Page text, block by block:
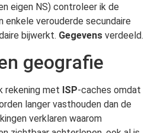
eigen NS) controleer ik de
verouderde secundaire
bijwerkt. Gegevens verdeeld.
geografie
rekening met ISP-caches omdat
langer vasthouden dan de
verklaren waarom